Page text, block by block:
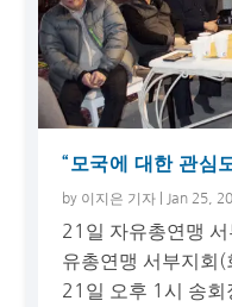
“모국에 대한 관심
by 이지은 기자 Jan 25,
21일 자유총연맹
유총연맹 서부지회
21일 오후 1시 송회